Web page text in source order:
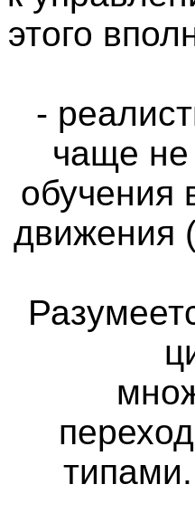
этого
-
чаще не
обучения
движения